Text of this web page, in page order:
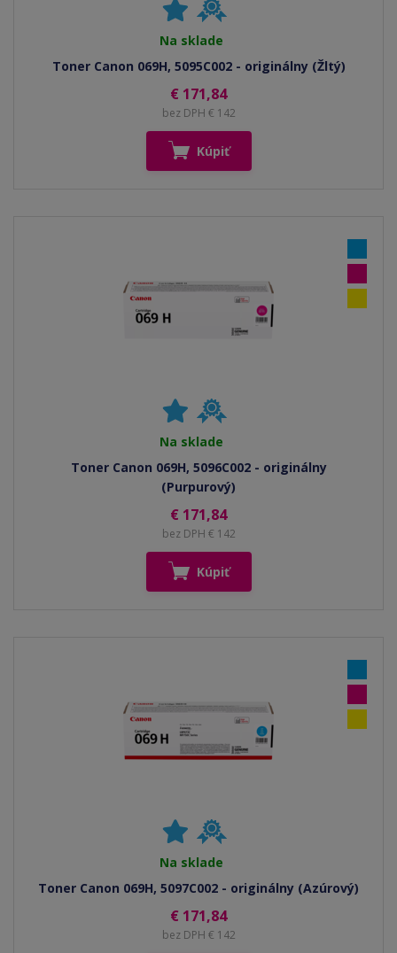
Na sklade
Toner Canon 069H, 5095C002 - originálny (Žltý)
€ 171,84
bez DPH € 142
Kúpiť
Na sklade
Toner Canon 069H, 5096C002 - originálny
(Purpurový)
€ 171,84
bez DPH € 142
Kúpiť
Na sklade
Toner Canon 069H, 5097C002 - originálny (Azúrový)
€ 171,84
bez DPH € 142